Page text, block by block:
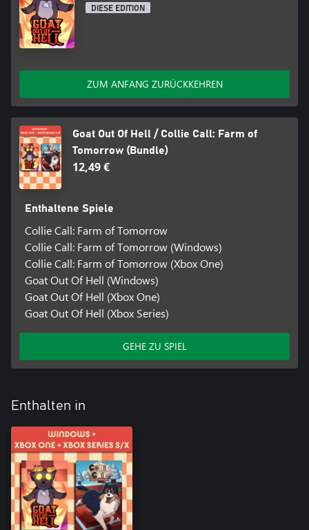
DIESE EDITION
ZUM ANFANG ZURÜCKKEHREN
Goat Out Of Hell / Collie Call: Farm of
Tomorrow (Bundle)
12,49 €
Enthaltene Spiele
Collie Call: Farm of Tomorrow
Collie Call: Farm of Tomorrow (Windows)
Collie Call: Farm of Tomorrow (Xbox One)
Goat Out Of Hell (Windows)
Goat Out Of Hell (Xbox One)
Goat Out Of Hell (Xbox Series)
GEHE ZU SPIEL
Enthalten in